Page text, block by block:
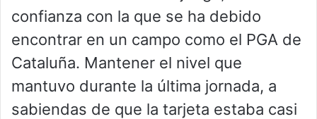
confianza con la que se ha debido
encontrar en un campo como el PGA de
Cataluña. Mantener el nivel que
mantuvo durante la última jornada, a
sabiendas de que la tarjeta estaba casi